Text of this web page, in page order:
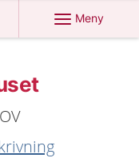
Meny